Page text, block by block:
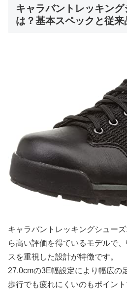
キャラバントレッキング
は？基本スペックと従
キャラバントレッキングシュー
ら高い評価を得ているモデルで
スを重視した設計が特徴です。
27.0cmの3E幅設定により幅広の
歩行でも疲れにくいのもポイント